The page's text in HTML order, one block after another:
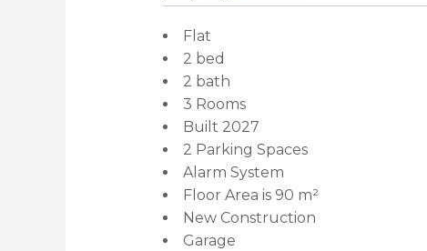
Flat
2 bed
2 bath
3 Rooms
Built 2027
2 Parking Spaces
Alarm System
Floor Area is 90 m²
New Construction
Garage